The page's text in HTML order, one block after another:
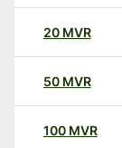
20 MVR
50 MVR
100 MVR